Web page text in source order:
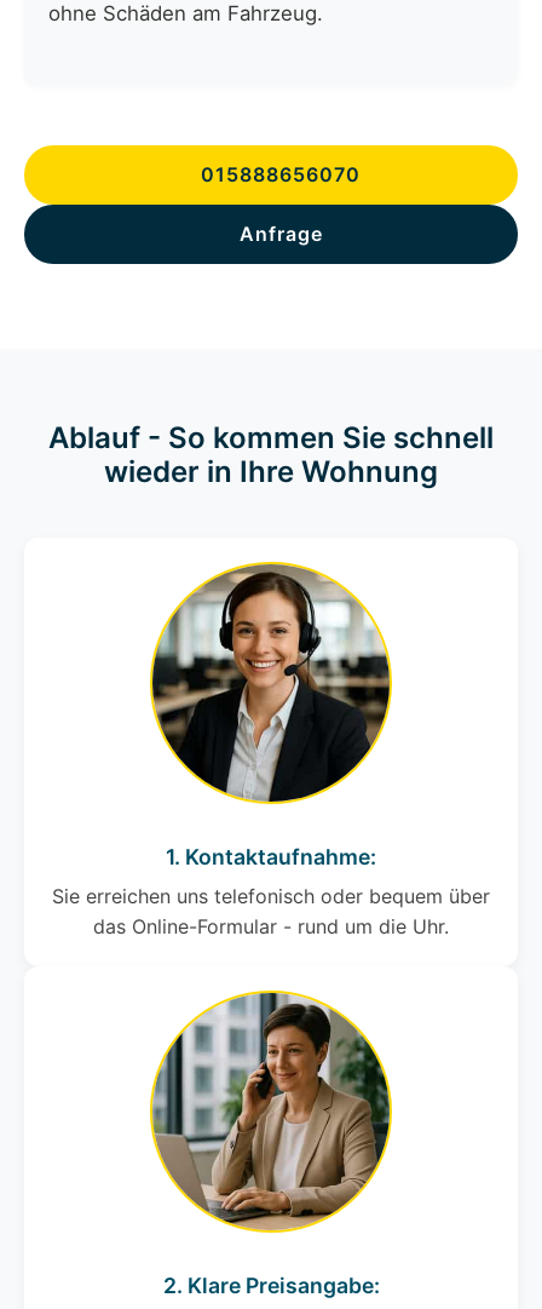
ohne Schäden am Fahrzeug.
015888656070
Anfrage
Ablauf - So kommen Sie schnell
wieder in Ihre Wohnung
1. Kontaktaufnahme:
Sie erreichen uns telefonisch oder bequem über
das Online-Formular - rund um die Uhr.
2. Klare Preisangabe: